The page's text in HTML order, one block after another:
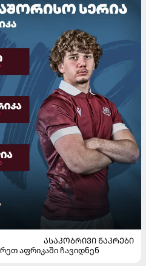
ᲐᲡᲐᲙᲝᲑᲠᲘᲕᲘ ᲜᲐᲙᲠᲔᲑᲘ
აფრიკაში ჩავიდნენ